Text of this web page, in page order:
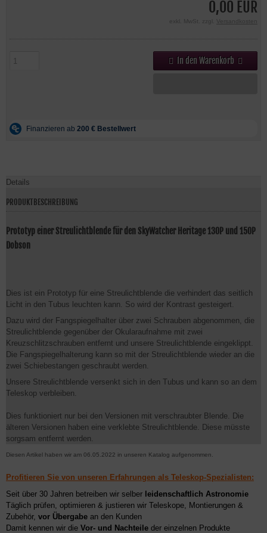
0,00 EUR
exkl. MwSt. zzgl. Versandkosten
In den Warenkorb
Details
PRODUKTBESCHREIBUNG
Prototyp einer Streulichtblende für den SkyWatcher Heritage 130P und 150P
Dobson
Dies ist ein Prototyp für eine Streulichtblende die verhindert das seitlich
Licht in den Tubus leuchten kann. So wird der Kontrast gesteigert.
Dazu wird der Fangspiegelhalter über zwei Schrauben abgenommen, die
Streulichtblende gegenüber der Okularaufnahme mit zwei
Kreuzschlitzschrauben entfernt und unsere Streulichtblende eingeklippt.
Die Fangspiegelhalterung kann so mit der Streulichtblende wieder an die
zwei Schiebestangen geschraubt werden.
Unsere Streulichtblende versenkt sich in den Tubus und kann so an dem
Teleskop verbleiben.
Dies funktioniert nur bei den Versionen mit verschraubter Blende. Die
älteren Versionen haben eine verklebte Streulichtblende. Diese müsste
sorgsam entfernt werden.
Diesen Artikel haben wir am 06.05.2022 in unseren Katalog aufgenommen.
Profitieren Sie von unseren Erfahrungen als Teleskop-Spezialisten:
Seit über 30 Jahren betreiben wir selber leidenschaftlich Astronomie
Täglich prüfen, optimieren & justieren wir Teleskope, Montierungen &
Zubehör, vor Übergabe an den Kunden
Damit kennen wir die Vor- und Nachteile der einzelnen Produkte